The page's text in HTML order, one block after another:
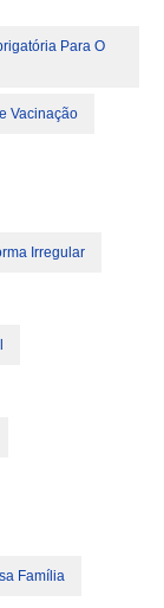
Para O
Vacinação
Irregular
Família